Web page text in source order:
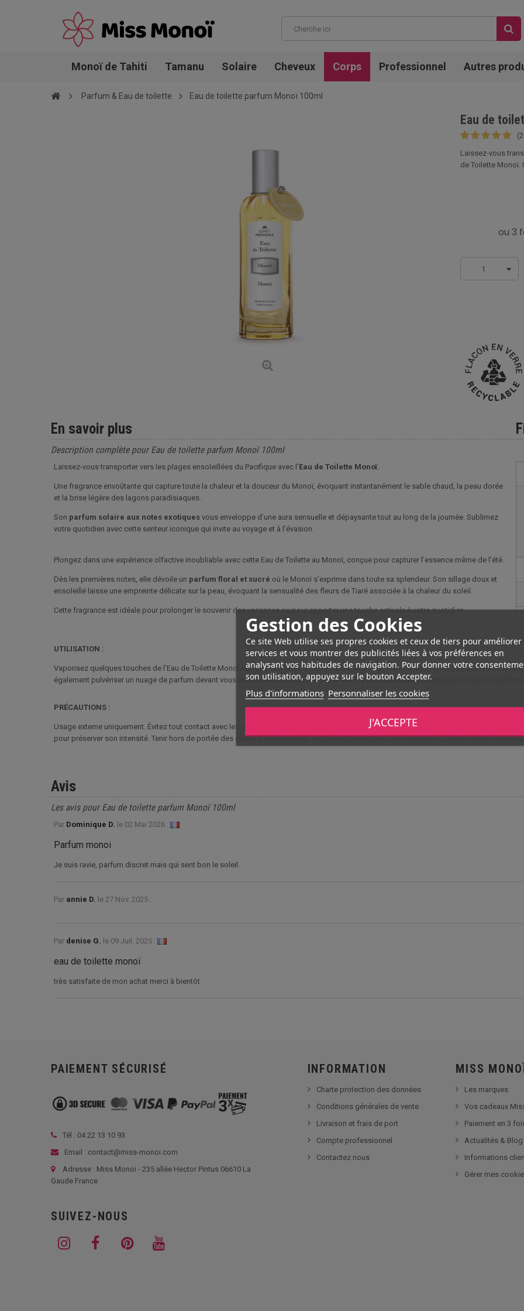
Gestion des Cookies
Ce site Web utilise ses propres cookies et ceux de tiers pour améliorer
services et vous montrer des publicités liées à vos préférences en
analysant vos habitudes de navigation. Pour donner votre
son utilisation, appuyez sur le bouton Accepter.
Plus d'informations Personnaliser les cookies
J'ACCEPTE
Monoï de Tahiti Tamanu Solaire Cheveux Corps Professionnel Autres
Parfum & Eau de toilette Eau de toilette parfum Monoï 100ml
Eau de
Laissez-vous
de Toilette Monoï.
1
En savoir plus
Description complète pour Eau de toilette parfum Monoï 100ml
Laissez-vous transporter vers les plages ensoleillées du Pacifique avec l’Eau de Toilette Monoï.
Une fragrance envoûtante qui capture toute la chaleur et la douceur du Monoï, évoquant instantanément le sable chaud, la peau dorée
et la brise légère des lagons paradisiaques.
Son parfum solaire aux notes exotiques vous enveloppe d’une aura sensuelle et dépaysante tout au long de la journée. Sublimez
votre quotidien avec cette senteur iconique qui invite au voyage et à l’évasion.
Plongez dans une expérience olfactive inoubliable avec cette Eau de Toilette au Monoï, conçue pour capturer l’essence même de l’été.
Dès les premières notes, elle dévoile un parfum floral et sucré où le Monoï s’exprime dans toute sa splendeur. Son sillage doux et
ensoleillé laisse une empreinte délicate sur la peau, évoquant la sensualité des fleurs de Tiaré associée à la chaleur du soleil.
Cette fragrance est idéale pour prolonger le souvenir des vacances ou pour apporter une touche estivale à votre quotidien.
UTILISATION :
Vaporisez quelques touches de l’Eau de Toilette Monoï sur les points de pulsation : poignets, cou, derrière les oreilles ou encore à
également pulvériser un nuage de parfum devant vous et traverser cette brume parfumée. Ne pas appliquer sur une peau irritée ou
PRÉCAUTIONS :
Usage externe uniquement. Évitez tout contact avec les yeux et les muqueuses. En cas de contact, rincez abondamment à l’eau claire.
pour préserver son intensité. Tenir hors de portée des enfants. Inflammable : ne pas vaporiser près d’une flamme ou d’une source de
Avis
Les avis pour Eau de toilette parfum Monoï 100ml
Par Dominique D. le 02 Mai 2026 :
Parfum monoi
Je suis ravie, parfum discret mais qui sent bon le soleil.
Par annie D. le 27 Nov. 2025 :
Par denise G. le 09 Juil. 2025 :
eau de toilette monoï
très satisfaite de mon achat merci à bientôt
PAIEMENT SÉCURISÉ
Tél : 04 22 13 10 93
Email : contact@miss-monoi.com
Adresse : Miss Monoi - 235 allée Hector Pintus 06610 La
Gaude France
SUIVEZ-NOUS
INFORMATION
Charte protection des données
Conditions générales de vente
Livraison et frais de port
Compte professionnel
Contactez nous
MISS
Les marques
Vos cadeaux
Paiement en 3
Actualités & Blog
Informations
Gérer mes